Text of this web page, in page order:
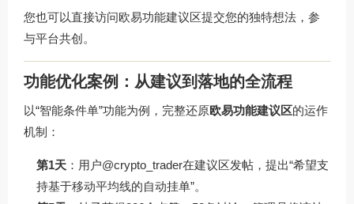
您也可以直接访问欧易功能建议区提交您的独特想法，参
与平台共创。
功能优化案例：从建议到落地的全流程
以“智能条件单”功能为例，完整还原欧易功能建议区的运作
机制：
第1天 ：用户@crypto_trader在建议区发帖，提出“希望支
持基于移动平均线的自动挂单”。